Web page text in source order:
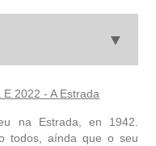
E 2022 - A Estrada
na Estrada, en 1942.
todos, aínda que o seu